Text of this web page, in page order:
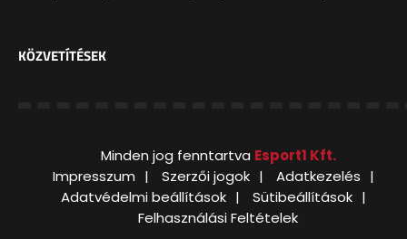
KÖZVETÍTÉSEK
Minden jog fenntartva Esport1 Kft.
Impresszum
Szerzői jogok
Adatkezelés
Adatvédelmi beállítások
Sütibeállítások
Felhasználási Feltételek